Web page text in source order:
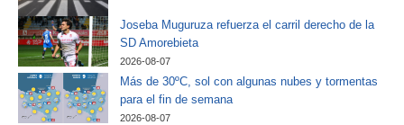
Joseba Muguruza refuerza el carril derecho de la
SD Amorebieta
2026-08-07
Más de 30ºC, sol con algunas nubes y tormentas
para el fin de semana
2026-08-07